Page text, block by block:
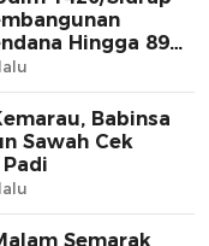
Hingga 89
Babinsa
Sawah Cek
Semarak